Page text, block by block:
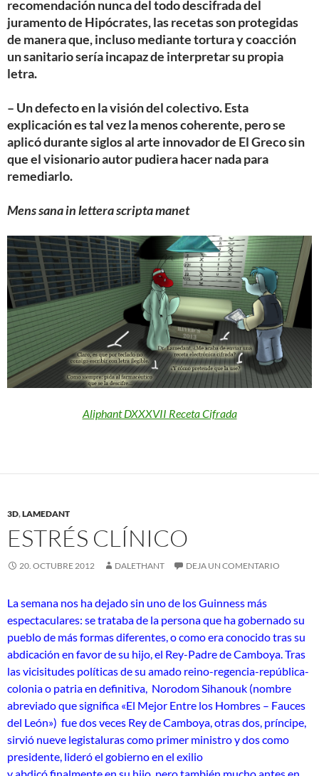
recomendación nunca del todo descifrada del
juramento de Hipócrates, las recetas son protegidas
de manera que, incluso mediante tortura y coacción
un sanitario sería incapaz de interpretar su propia
letra.
– Un defecto en la visión del colectivo. Esta
explicación es tal vez la menos coherente, pero se
aplicó durante siglos al arte innovador de El Greco sin
que el visionario autor pudiera hacer nada para
remediarlo.
Mens sana in lettera scripta manet
Aliphant DXXXVII Receta Cifrada
3D,LAMEDANT
ESTRÉS CLÍNICO
20. OCTUBRE 2012 DALETHANT DEJA UN COMENTARIO
La semana nos ha dejado sin uno de los Guinness más
espectaculares: se trataba de la persona que ha gobernado su
pueblo de más formas diferentes, o como era conocido tras su
abdicación en favor de su hijo, el Rey-Padre de Camboya. Tras
las vicisitudes políticas de su amado reino-regencia-república-
colonia o patria en definitiva, Norodom Sihanouk (nombre
abreviado que significa «El Mejor Entre los Hombres – Fauces
del León») fue dos veces Rey de Camboya, otras dos, príncipe,
sirvió nueve legistaluras como primer ministro y dos como
presidente, lideró el gobierno en el exilio